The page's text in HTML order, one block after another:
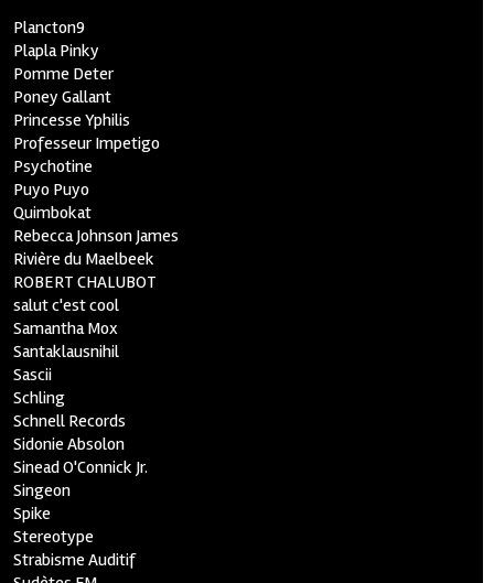
Plancton9
Plapla Pinky
Pomme Deter
Poney Gallant
Princesse Yphilis
Professeur Impetigo
Psychotine
Puyo Puyo
Quimbokat
Rebecca Johnson James
Rivière du Maelbeek
ROBERT CHALUBOT
salut c'est cool
Samantha Mox
Santaklausnihil
Sascii
Schling
Schnell Records
Sidonie Absolon
Sinead O'Connick Jr.
Singeon
Spike
Stereotype
Strabisme Auditif